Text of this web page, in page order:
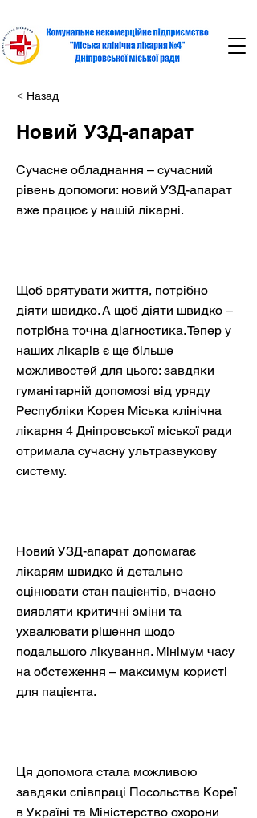
< Назад
Новий УЗД-апарат
Сучасне обладнання – сучасний
рівень допомоги: новий УЗД-апарат
вже працює у нашій лікарні.
Щоб врятувати життя, потрібно
діяти швидко. А щоб діяти швидко –
потрібна точна діагностика. Тепер у
наших лікарів є ще більше
можливостей для цього: завдяки
гуманітарній допомозі від уряду
Республіки Корея Міська клінічна
лікарня 4 Дніпровської міської ради
отримала сучасну ультразвукову
систему.
Новий УЗД-апарат допомагає
лікарям швидко й детально
оцінювати стан пацієнтів, вчасно
виявляти критичні зміни та
ухвалювати рішення щодо
подальшого лікування. Мінімум часу
на обстеження – максимум користі
для пацієнта.
Ця допомога стала можливою
завдяки співпраці Посольства Кореї
в Україні та Міністерство охорони